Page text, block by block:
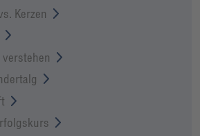
Kerzen